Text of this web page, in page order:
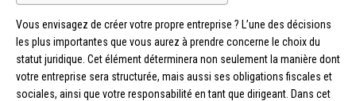
Vous envisagez de créer votre propre entreprise ? L’une des décisions
les plus importantes que vous aurez à prendre concerne le choix du
statut juridique. Cet élément déterminera non seulement la manière dont
votre entreprise sera structurée, mais aussi ses obligations fiscales et
sociales, ainsi que votre responsabilité en tant que dirigeant. Dans cet